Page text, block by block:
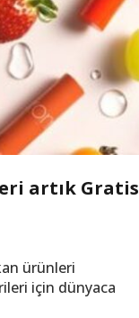
artık Gratis
ürünleri
için dünyaca